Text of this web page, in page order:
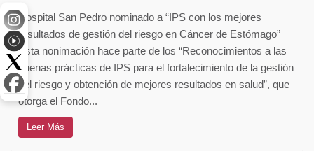
Hospital San Pedro nominado a “IPS con los mejores
resultados de gestión del riesgo en Cáncer de Estómago”
Esta nonimación hace parte de los “Reconocimientos a las
buenas prácticas de IPS para el fortalecimiento de la gestión
del riesgo y obtención de mejores resultados en salud”, que
otorga el Fondo...
Leer Más